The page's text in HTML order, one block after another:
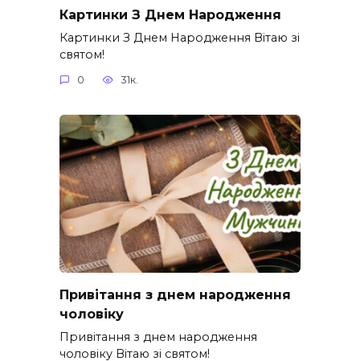
Картинки З Днем Народження
Картинки З Днем Народження Вітаю зі
святом!
0 31к.
Привітання з днем народження
чоловіку
Привітання з днем народження
чоловіку Вітаю зі святом!